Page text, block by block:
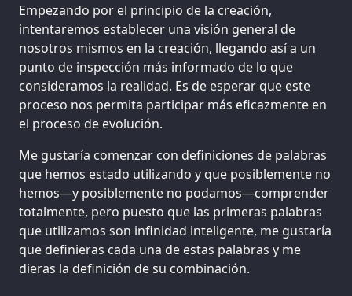
Empezando por el principio de la creación,
intentaremos establecer una visión general de
nosotros mismos en la creación, llegando así a un
punto de inspección más informado de lo que
consideramos la realidad. Es de esperar que este
proceso nos permita participar más eficazmente en
el proceso de evolución.
Me gustaría comenzar con definiciones de palabras
que hemos estado utilizando y que posiblemente no
hemos—y posiblemente no podamos—comprender
totalmente, pero puesto que las primeras palabras
que utilizamos son infinidad inteligente, me gustaría
que definieras cada una de estas palabras y me
dieras la definición de su combinación.